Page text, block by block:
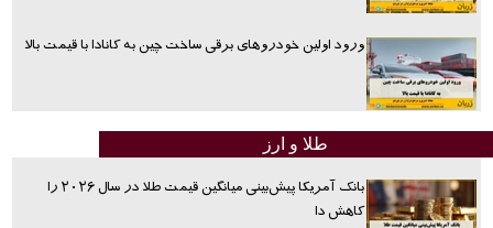
ورود اولین خودروهای برقی ساخت چین به کانادا با قیمت بالا
طلا و ارز
بانک آمریکا پیش‌بینی میانگین قیمت طلا در سال ۲۰۲۶ را
کاهش دا